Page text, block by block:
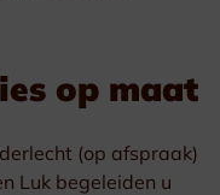
op maat
(op afspraak)
Luk begeleiden u